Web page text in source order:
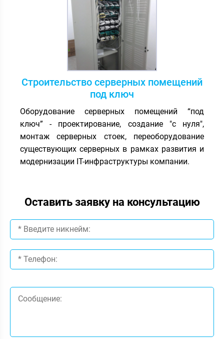
Строительство серверных помещений
под ключ
Оборудование серверных помещений “под
ключ” - проектирование, создание "с нуля",
монтаж серверных стоек, переоборудование
существующих серверных в рамках развития и
модернизации IT-инфраструктуры компании.
Оставить заявку на консультацию